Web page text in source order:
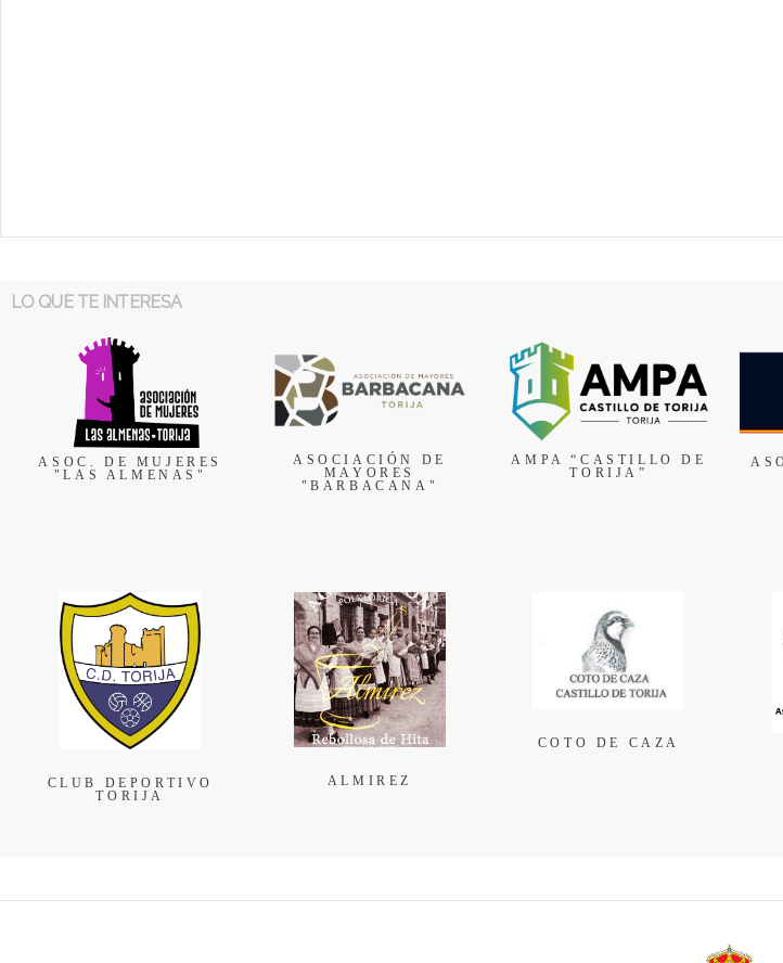
LO QUE TE INTERESA
ASOC. DE MUJERES
"LAS ALMENAS"
ASOCIACIÓN DE
MAYORES
"BARBACANA"
AMPA “CASTILLO DE
TORIJA”
CLUB DEPORTIVO
TORIJA
ALMIREZ
COTO DE CAZA